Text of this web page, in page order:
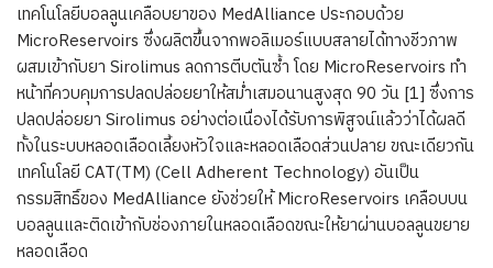
เทคโนโลยีบอลลูนเคลือบยาของ MedAlliance ประกอบด้วย
MicroReservoirs ซึ่งผลิตขึ้นจากพอลิเมอร์แบบสลายได้ทางชีวภาพ
ผสมเข้ากับยา Sirolimus ลดการตีบตันซ้ำ โดย MicroReservoirs ทำ
หน้าที่ควบคุมการปลดปล่อยยาให้สม่ำเสมอนานสูงสุด 90 วัน [1] ซึ่งการ
ปลดปล่อยยา Sirolimus อย่างต่อเนื่องได้รับการพิสูจน์แล้วว่าได้ผลดี
ทั้งในระบบหลอดเลือดเลี้ยงหัวใจและหลอดเลือดส่วนปลาย ขณะเดียวกัน
เทคโนโลยี CAT(TM) (Cell Adherent Technology) อันเป็น
กรรมสิทธิ์ของ MedAlliance ยังช่วยให้ MicroReservoirs เคลือบบน
บอลลูนและติดเข้ากับช่องภายในหลอดเลือดขณะให้ยาผ่านบอลลูนขยาย
หลอดเลือด